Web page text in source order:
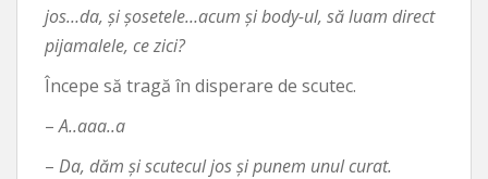
jos…da, și șosetele…acum și body-ul, să luam direct
pijamalele, ce zici?
Începe să tragă în disperare de scutec.
–A..aaa..a
– Da, dăm și scutecul jos și punem unul curat.